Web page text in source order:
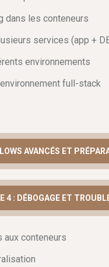
De surcroît, la
indispensable au bon
dès votre retour en
dans les conteneurs
services (app +
environnements
full-stack
AVANCÉS ET
4 : DÉBOGAGE ET
aux conteneurs